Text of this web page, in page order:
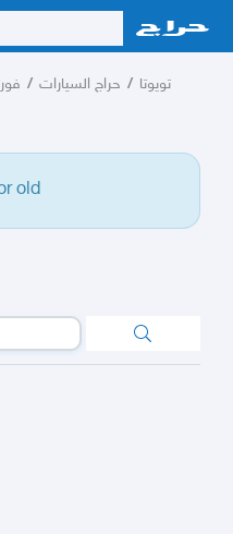
/ حراج السيارات / تويوتا
old